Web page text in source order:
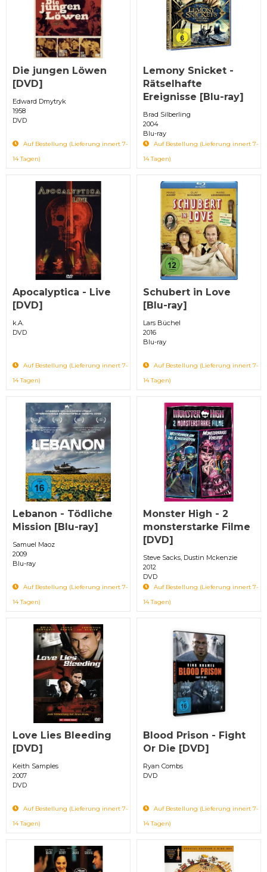
Die jungen Löwen
[DVD]
Edward Dmytryk
1958
DVD
Auf Bestellung (Lieferung innert 7-
14 Tagen)
Lemony Snicket -
Rätselhafte
Ereignisse [Blu-ray]
Brad Silberling
2004
Blu-ray
Auf Bestellung (Lieferung innert 7-
14 Tagen)
Apocalyptica - Live
[DVD]
k.A.
DVD
Auf Bestellung (Lieferung innert 7-
14 Tagen)
Schubert in Love
[Blu-ray]
Lars Büchel
2016
Blu-ray
Auf Bestellung (Lieferung innert 7-
14 Tagen)
Lebanon - Tödliche
Mission [Blu-ray]
Samuel Maoz
2009
Blu-ray
Auf Bestellung (Lieferung innert 7-
14 Tagen)
Monster High - 2
monsterstarke Filme
[DVD]
Steve Sacks, Dustin Mckenzie
2012
DVD
Auf Bestellung (Lieferung innert 7-
14 Tagen)
Love Lies Bleeding
[DVD]
Keith Samples
2007
DVD
Auf Bestellung (Lieferung innert 7-
14 Tagen)
Blood Prison - Fight
Or Die [DVD]
Ryan Combs
DVD
Auf Bestellung (Lieferung innert 7-
14 Tagen)